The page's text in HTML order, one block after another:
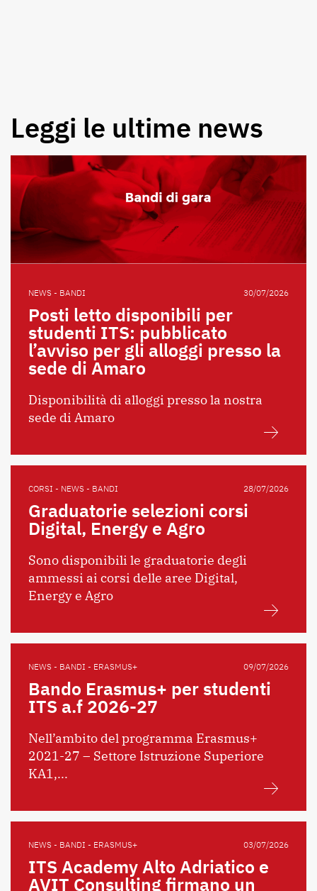
Leggi le ultime news
NEWS - BANDI 30/07/2026
Posti letto disponibili per
studenti ITS: pubblicato
l’avviso per gli alloggi presso la
sede di Amaro
Disponibilità di alloggi presso la nostra
sede di Amaro
CORSI - NEWS - BANDI 28/07/2026
Graduatorie selezioni corsi
Digital, Energy e Agro
Sono disponibili le graduatorie degli
ammessi ai corsi delle aree Digital,
Energy e Agro
NEWS - BANDI - ERASMUS+ 09/07/2026
Bando Erasmus+ per studenti
ITS a.f 2026-27
Nell’ambito del programma Erasmus+
2021-27 – Settore Istruzione Superiore
KA1,...
NEWS - BANDI - ERASMUS+ 03/07/2026
ITS Academy Alto Adriatico e
AVIT Consulting firmano un